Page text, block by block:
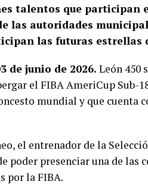
talentos que participan
las autoridades
las futuras estrellas
de junio de 2026. León 450
el FIBA AmeriCup Sub-
mundial y que cuenta
el entrenador de la
poder presenciar una de las
por la FIBA.